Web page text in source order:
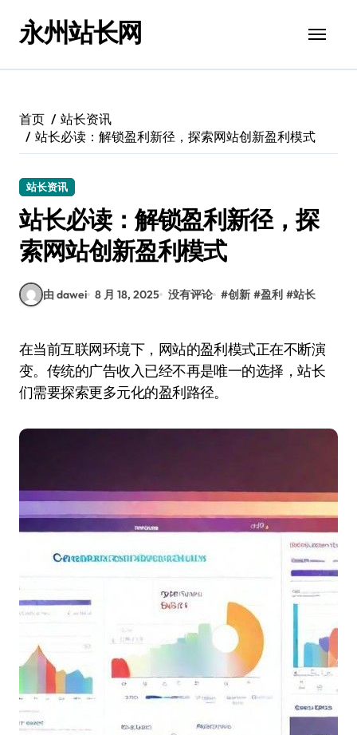
永州站长网
首页
站长资讯
站长必读：解锁盈利新径，探索网站创新盈利模式
站长资讯
站长必读：解锁盈利新径，探
索网站创新盈利模式
由 dawei 8 月 18, 2025 没有评论 #创新 #盈利 #站长
在当前互联网环境下，网站的盈利模式正在不断演
变。传统的广告收入已经不再是唯一的选择，站长
们需要探索更多元化的盈利路径。